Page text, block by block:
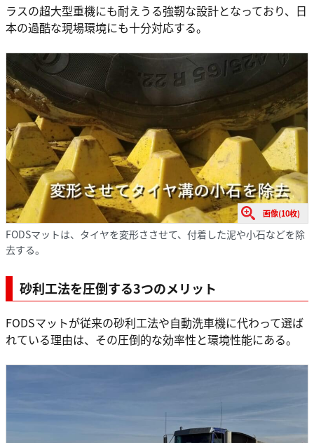
ラスの超大型重機にも耐えうる強靭な設計となっており、日
本の過酷な現場環境にも十分対応する。
画像(10枚)
FODSマットは、タイヤを変形ささせて、付着した泥や小石などを除
去する。
砂利工法を圧倒する3つのメリット
FODSマットが従来の砂利工法や自動洗車機に代わって選ば
れている理由は、その圧倒的な効率性と環境性能にある。